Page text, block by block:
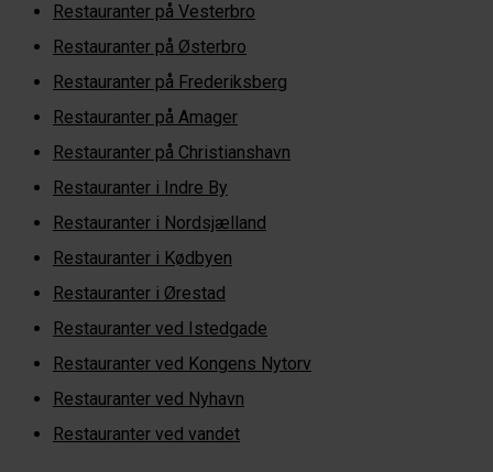
Restauranter på Vesterbro
Restauranter på Østerbro
Restauranter på Frederiksberg
Restauranter på Amager
Restauranter på Christianshavn
Restauranter i Indre By
Restauranter i Nordsjælland
Restauranter i Kødbyen
Restauranter i Ørestad
Restauranter ved Istedgade
Restauranter ved Kongens Nytorv
Restauranter ved Nyhavn
Restauranter ved vandet